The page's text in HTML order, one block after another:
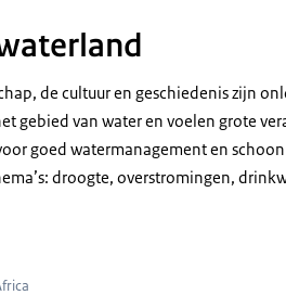
de cultuur en geschiedenis zijn
gebied van water en voelen grote
goed watermanagement en
droogte, overstromingen,
wordt onderzoek gedaan naar de